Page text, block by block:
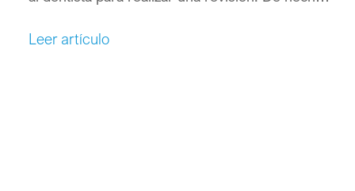
Salud Oral en nuestro país, sólo algo más de la
Leer artículo